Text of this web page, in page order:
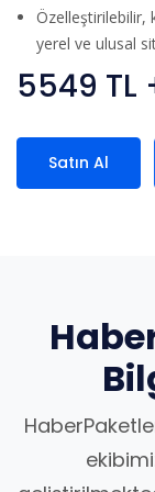
Özelleştirilebilir,
yerel ve ulusal
5549 TL
Satın Al